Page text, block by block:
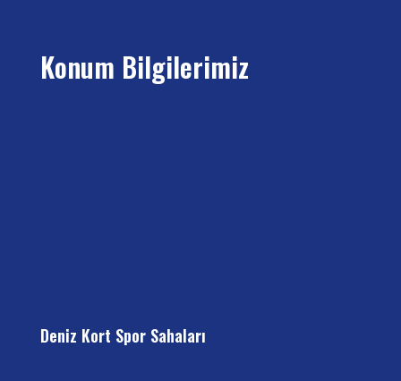
Konum Bilgilerimiz
Deniz Kort Spor Sahaları